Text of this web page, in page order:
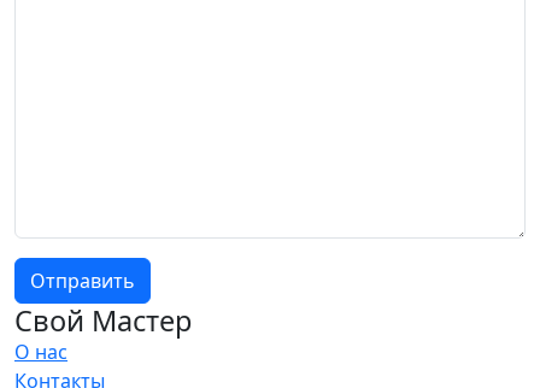
Отправить
Свой Мастер
О нас
Контакты